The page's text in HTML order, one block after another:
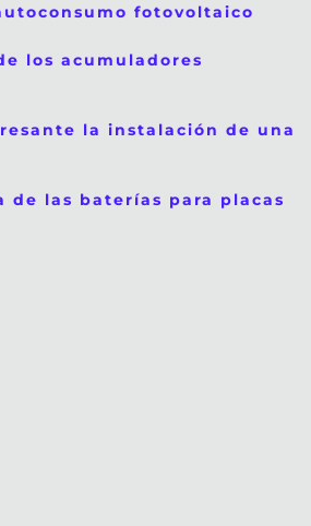
fotovoltaico
los acumuladores
la instalación de una
de las baterías para placas